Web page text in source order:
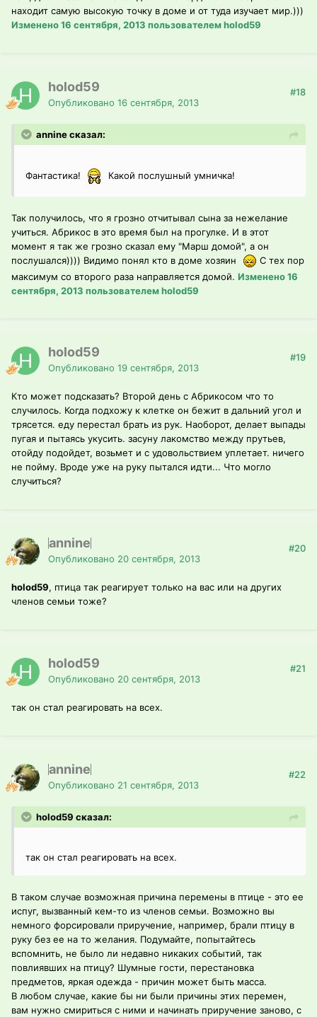
находит самую высокую точку в доме и от туда изучает мир.)))
Изменено16 сентября, 2013 пользователем holod59
holod59
Опубликовано 16 сентября, 2013
#18
annine сказал:
Фантастика! Какой послушный умничка!
Так получилось, что я грозно отчитывал сына за нежелание
учиться. Абрикос в это время был на прогулке. И в этот
момент я так же грозно сказал ему "Марш домой", а он
послушался)))) Видимо понял кто в доме хозяин
С тех пор
максимум со второго раза направляется домой. Изменено16
сентября, 2013 пользователем holod59
holod59
Опубликовано 19 сентября, 2013
#19
Кто может подсказать? Второй день с Абрикосом что то
случилось. Когда подхожу к клетке он бежит в дальний угол и
трясется. еду перестал брать из рук. Наоборот, делает выпады
пугая и пытаясь укусить. засуну лакомство между прутьев,
отойду подойдет, возьмет и с удовольствием уплетает. ничего
не пойму. Вроде уже на руку пытался идти... Что могло
случиться?
annine
Опубликовано 20 сентября, 2013
#20
holod59, птица так реагирует только на вас или на других
членов семьи тоже?
holod59
Опубликовано 20 сентября, 2013
#21
так он стал реагировать на всех.
annine
Опубликовано 21 сентября, 2013
#22
holod59 сказал:
так он стал реагировать на всех.
В таком случае возможная причина перемены в птице - это ее
испуг, вызванный кем-то из членов семьи. Возможно вы
немного форсировали приручение, например, брали птицу в
руку без ее на то желания. Подумайте, попытайтесь
вспомнить, не было ли недавно никаких событий, так
повлиявших на птицу? Шумные гости, перестановка
предметов, яркая одежда - причин может быть масса.
В любом случае, какие бы ни были причины этих перемен,
вам нужно смириться с ними и начинать приручение заново, с